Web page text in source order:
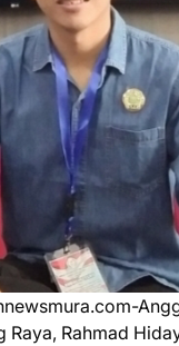
Raya, Rahmad